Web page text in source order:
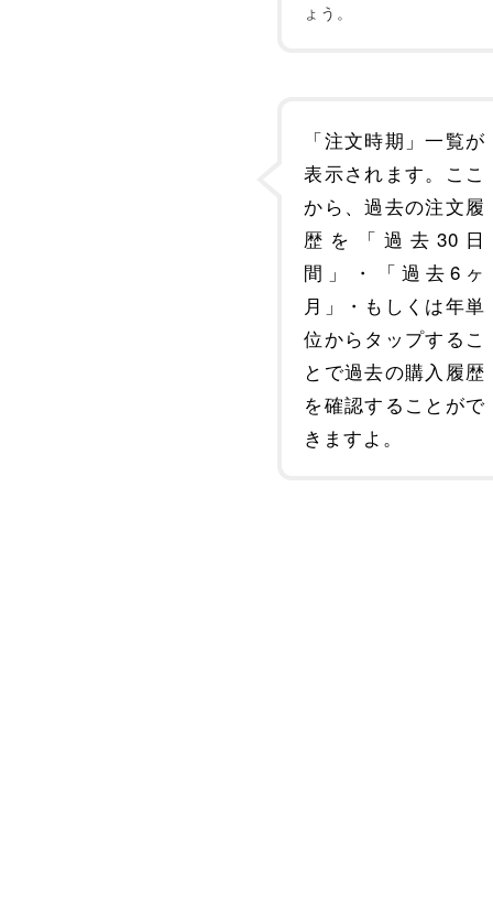
ょう。
「注文時期」一覧が
表示されます。ここ
から、過去の注文履
歴を「過去30日
間」・「過去6ヶ
月」・もしくは年単
位からタップするこ
とで過去の購入履歴
を確認することがで
きますよ。